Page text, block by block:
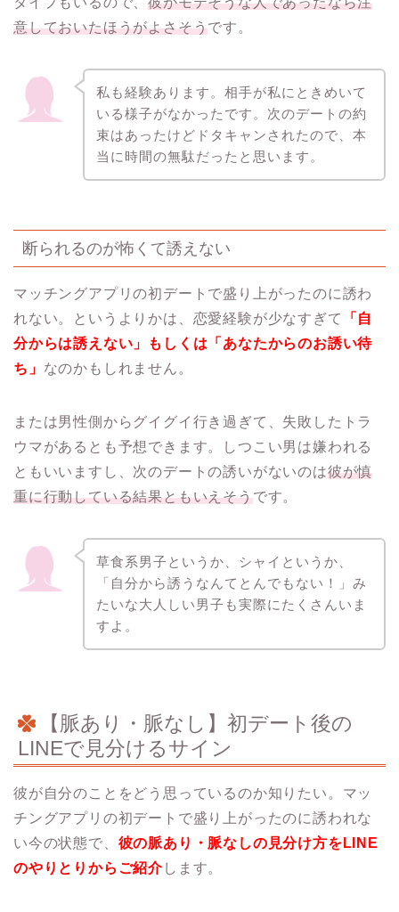
意しておいたほうがよさそうです。
私も経験あります。相手が私にときめいて
いる様子がなかったです。次のデートの約
束はあったけどドタキャンされたので、本
当に時間の無駄だったと思います。
断られるのが怖くて誘えない
マッチングアプリの初デートで盛り上がったのに誘わ
れない。というよりかは、恋愛経験が少なすぎて
「自
分からは誘えない」もしくは「あなたからのお誘い待
ち」 なのかもしれません。
または男性側からグイグイ行き過ぎて、失敗したトラ
ウマがあるとも予想できます。しつこい男は嫌われる
ともいいますし、次のデートの誘いがないのは彼が慎
重に行動している結果ともいえそうです。
草食系男子というか、シャイというか、
「自分から誘うなんてとんでもない！」み
たいな大人しい男子も実際にたくさんいま
すよ。
【脈あり・脈なし】初デート後の
LINEで見分けるサイン
彼が自分のことをどう思っているのか知りたい。マッ
チングアプリの初デートで盛り上がったのに誘われな
い今の状態で、 彼の脈あり・脈なしの見分け方をLINE
のやりとりからご紹介します。